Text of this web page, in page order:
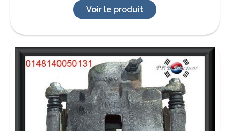
Voir le produit